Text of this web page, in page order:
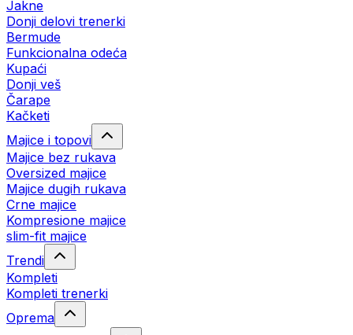
Jakne
Donji delovi trenerki
Bermude
Funkcionalna odeća
Kupaći
Donji veš
Čarape
Kačketi
Majice i topovi
Majice bez rukava
Oversized majice
Majice dugih rukava
Crne majice
Kompresione majice
slim-fit majice
Trendi
Kompleti
Kompleti trenerki
Oprema